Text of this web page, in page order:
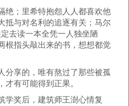
绝；里希特抱怨人人都喜欢他
抵与对名利的追逐有关；马尔
去读一本全凭一人独坐陋
根指头敲出来的书，想想都觉
分享的，唯有熬过了那些被孤
才有可能得到正果。
学奖后，建筑师王澍心情复